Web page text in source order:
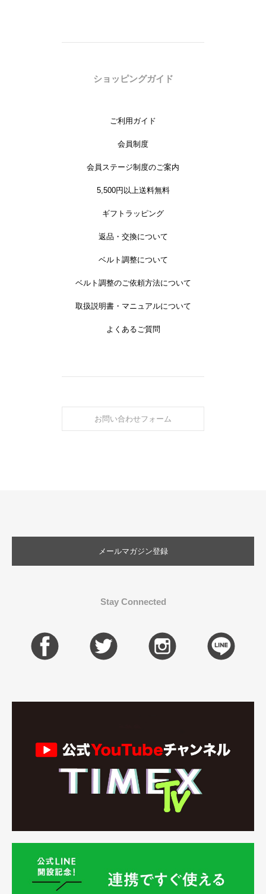
ショッピングガイド
ご利用ガイド
会員制度
会員ステージ制度のご案内
5,500円以上送料無料
ギフトラッピング
返品・交換について
ベルト調整について
ベルト調整のご依頼方法について
取扱説明書・マニュアルについて
よくあるご質問
お問い合わせフォーム
メールマガジン登録
Stay Connected